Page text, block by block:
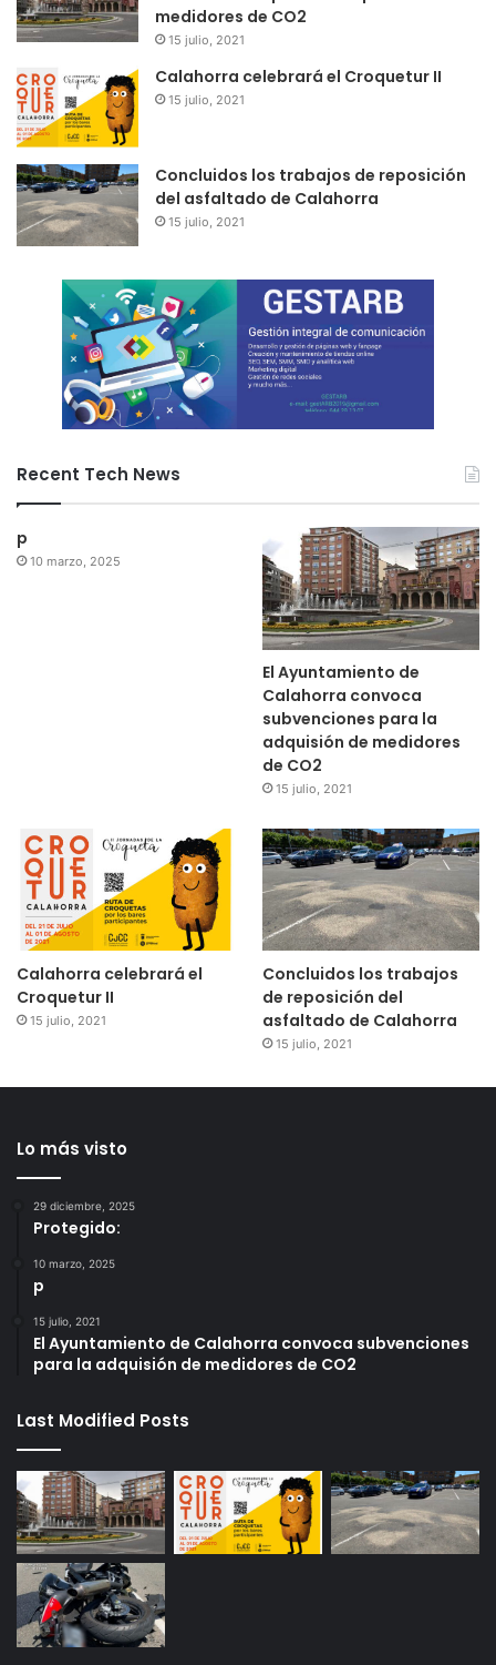
medidores de CO2
15 julio, 2021
Calahorra celebrará el Croquetur II
15 julio, 2021
Concluidos los trabajos de reposición
del asfaltado de Calahorra
15 julio, 2021
Recent Tech News
p
10 marzo, 2025
El Ayuntamiento de
Calahorra convoca
subvenciones para la
adquisión de medidores
de CO2
15 julio, 2021
Calahorra celebrará el
Croquetur II
15 julio, 2021
Concluidos los trabajos
de reposición del
asfaltado de Calahorra
15 julio, 2021
Lo más visto
29 diciembre, 2025
Protegido:
10 marzo, 2025
p
15 julio, 2021
El Ayuntamiento de Calahorra convoca subvenciones
para la adquisión de medidores de CO2
Last Modified Posts